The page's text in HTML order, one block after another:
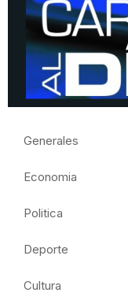
Generales
Economia
Politica
Deporte
Cultura